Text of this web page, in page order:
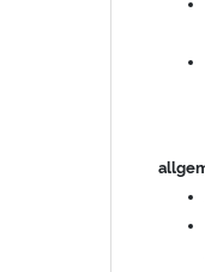
Zum Bild